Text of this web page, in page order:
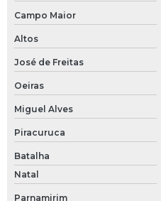
Campo Maior
Altos
José de Freitas
Oeiras
Miguel Alves
Piracuruca
Batalha
Natal
Parnamirim